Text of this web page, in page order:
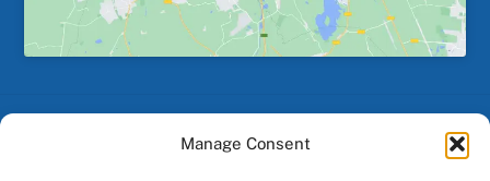
Manage Consent
Back